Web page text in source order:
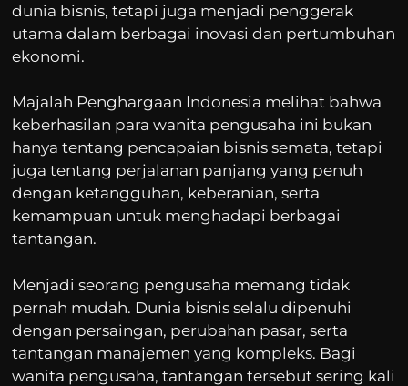
dunia bisnis, tetapi juga menjadi penggerak
utama dalam berbagai inovasi dan pertumbuhan
ekonomi.
Majalah Penghargaan Indonesia melihat bahwa
keberhasilan para wanita pengusaha ini bukan
hanya tentang pencapaian bisnis semata, tetapi
juga tentang perjalanan panjang yang penuh
dengan ketangguhan, keberanian, serta
kemampuan untuk menghadapi berbagai
tantangan.
Menjadi seorang pengusaha memang tidak
pernah mudah. Dunia bisnis selalu dipenuhi
dengan persaingan, perubahan pasar, serta
tantangan manajemen yang kompleks. Bagi
wanita pengusaha, tantangan tersebut sering kali